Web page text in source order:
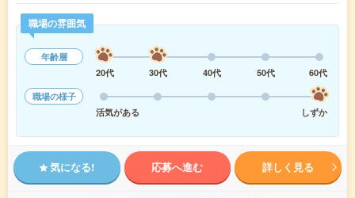
職場の雰囲気
年齢層
20代
30代 40代 50代
60代
職場の様子
活気がある
しずか
気になる! 応募へ進む 詳しく見る